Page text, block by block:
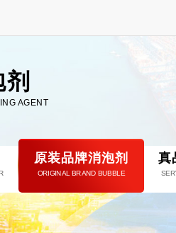
AGENT
原装品牌消泡剂
ORIGINAL BRAND BUBBLE
真